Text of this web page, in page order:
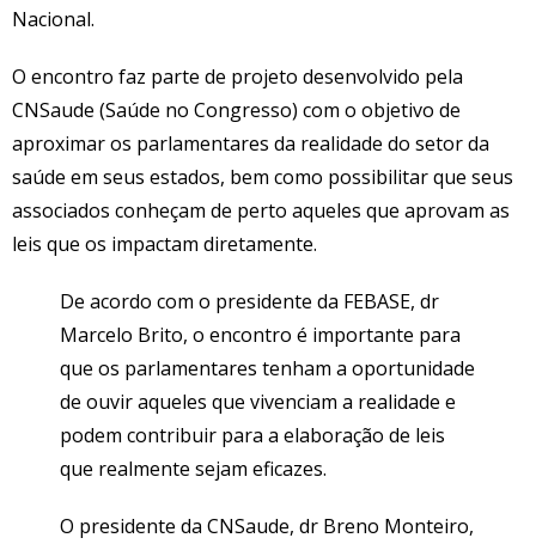
Nacional.
O encontro faz parte de projeto desenvolvido pela
CNSaude (Saúde no Congresso) com o objetivo de
aproximar os parlamentares da realidade do setor da
saúde em seus estados, bem como possibilitar que seus
associados conheçam de perto aqueles que aprovam as
leis que os impactam diretamente.
De acordo com o presidente da FEBASE, dr
Marcelo Brito, o encontro é importante para
que os parlamentares tenham a oportunidade
de ouvir aqueles que vivenciam a realidade e
podem contribuir para a elaboração de leis
que realmente sejam eficazes.
O presidente da CNSaude, dr Breno Monteiro,